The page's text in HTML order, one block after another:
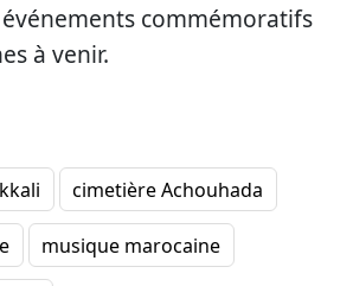
événements commémoratifs
à venir.
cimetière Achouhada
musique marocaine